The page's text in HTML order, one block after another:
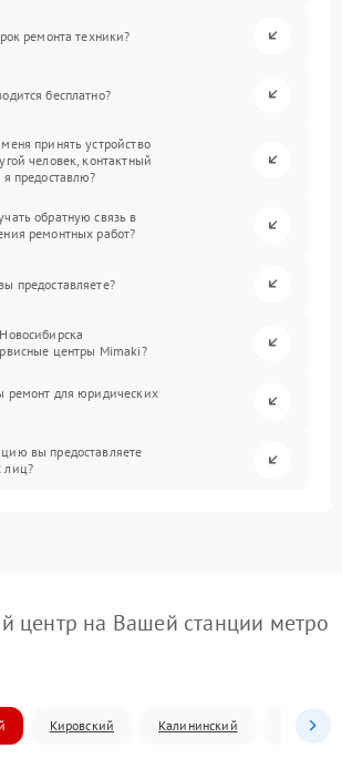
ремонта техники?
бесплатно?
принять устройство
человек, контактный
я предоставлю?
обратную связь в
ремонтных работ?
предоставляете?
центры Mimaki?
ремонт для юридических
вы предоставляете
лиц?
центр на Вашей станции метро
Кировский Калининский